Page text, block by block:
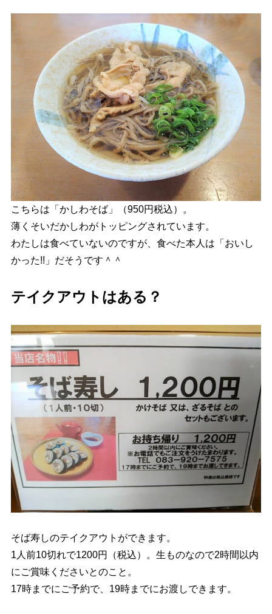
こちらは「かしわそば」（950円税込）。
薄くそいだかしわがトッピングされています。
わたしは食べていないのですが、食べた本人は「おいし
かった!!」だそうです＾＾
テイクアウトはある？
そば寿しのテイクアウトができます。
1人前10切れで1200円（税込）。生ものなので2時間以内
にご賞味くださいとのこと。
17時までにご予約で、19時までにお渡しできます。